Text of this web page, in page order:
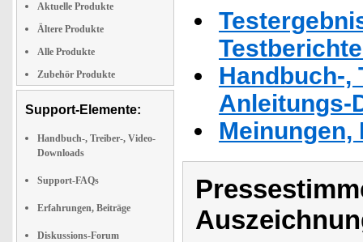
Aktuelle Produkte
Ältere Produkte
Alle Produkte
Zubehör Produkte
Support-Elemente:
Handbuch-, Treiber-, Video-
Downloads
Support-FAQs
Erfahrungen, Beiträge
Diskussions-Forum
Handbuch-,
Anleitungs-